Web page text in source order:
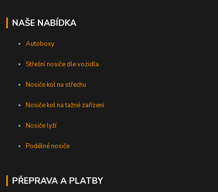
NAŠE NABÍDKA
Autoboxy
Střešní nosiče dle vozidla
Nosiče kol na střechu
Nosiče kol na tažné zařízení
Nosiče lyží
Podélné nosiče
PŘEPRAVA A PLATBY